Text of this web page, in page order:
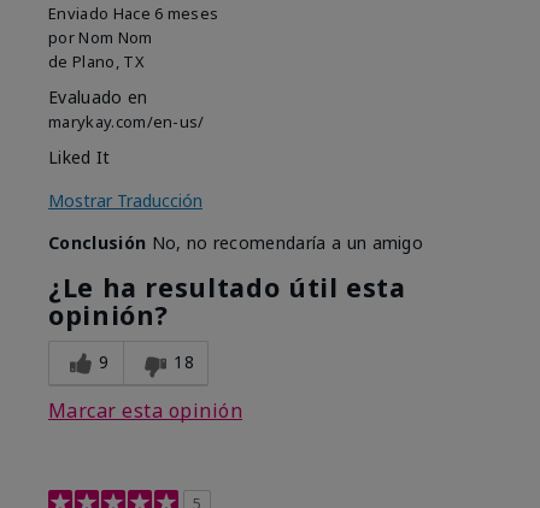
Enviado Hace 6 meses
por Nom Nom
de Plano, TX
Evaluado en
marykay.com/en-us/
Liked It
Mostrar Traducción
Conclusión No, no recomendaría a un amigo
¿Le ha resultado útil esta
opinión?
9 18
Marcar esta opinión
5